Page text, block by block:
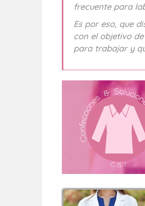
frecuente para
Es por eso, que
con el objetivo
para trabajar y